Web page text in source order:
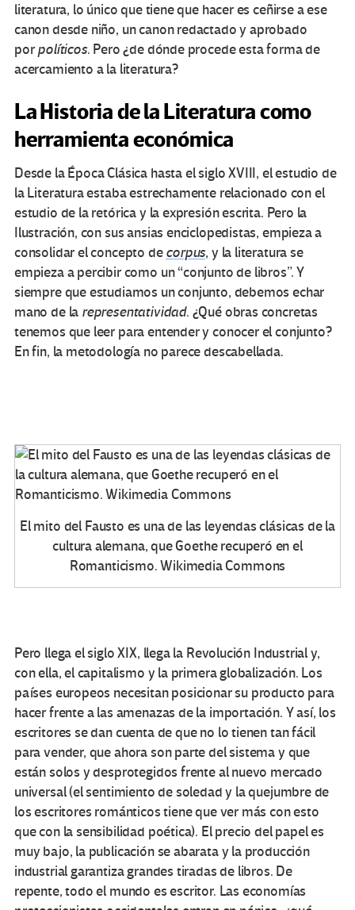
literatura, lo único que tiene que hacer es ceñirse a ese
canon desde niño, un canon redactado y aprobado
porpolíticos. Pero ¿de dónde procede esta forma de
acercamiento a la literatura?
La Historia de la Literatura como
herramienta económica
Desde la Época Clásica hasta el siglo XVIII, el estudio de
la Literatura estaba estrechamente relacionado con el
estudio de la retórica y la expresión escrita. Pero la
Ilustración, con sus ansias enciclopedistas, empieza a
consolidar el concepto decorpus, y la literatura se
empieza a percibir como un “conjunto de libros”. Y
siempre que estudiamos un conjunto, debemos echar
mano de la representatividad. ¿Qué obras concretas
tenemos que leer para entender y conocer el conjunto?
En fin, la metodología no parece descabellada.
El mito del Fausto es una de las leyendas clásicas de la
cultura alemana, que Goethe recuperó en el
Romanticismo. Wikimedia Commons
Pero llega el siglo XIX, llega la Revolución Industrial y,
con ella, el capitalismo y la primera globalización. Los
países europeos necesitan posicionar su producto para
hacer frente a las amenazas de la importación. Y así, los
escritores se dan cuenta de que no lo tienen tan fácil
para vender, que ahora son parte del sistema y que
están solos y desprotegidos frente al nuevo mercado
universal (el sentimiento de soledad y la quejumbre de
los escritores románticos tiene que ver más con esto
que con la sensibilidad poética). El precio del papel es
muy bajo, la publicación se abarata y la producción
industrial garantiza grandes tiradas de libros. De
repente, todo el mundo es escritor. Las economías